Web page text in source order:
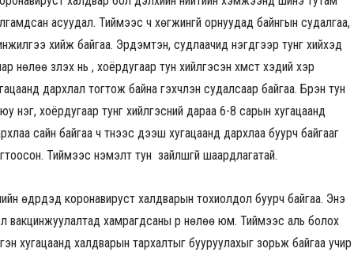
асуудал. Тиймээс ч хөгжингүй орнуудад байнгын судалгаа,
хийж байгаа. Эрдэмтэн, судлаачид нэгдүгээр тунг хийхэд
нөлөө үзүүлэх нь үү, хоёрдугаар тун хийлгэсэн хүмүүст хэдий хэр
дархлал тогтож байна гэхчлэн судалсаар байгаа. Бүрэн тун
нэг, хоёрдугаар тунг хийлгэсний дараа 6-8 сарын хугацаанд
сайн байгаа ч түүнээс дээш хугацаанд дархлаа буурч байгааг
Тиймээс нэмэлт тун зайлшгүй шаардлагатай.
өдрүүдэд коронавируст халдварын тохиолдол буурч байгаа. Энэ
вакцинжуулалтад хамрагдсаны үр нөлөө юм. Тиймээс аль болох
хугацаанд халдварын тархалтыг бууруулахыг зорьж байгаа учир